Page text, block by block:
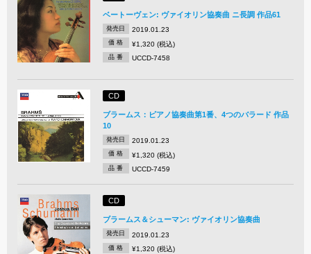
ベートーヴェン: ヴァイオリン協奏曲 ニ長調 作品61
発売日 2019.01.23
価 格 ¥1,320 (税込)
品 番 UCCD-7458
CD
ブラームス：ピアノ協奏曲第1番、4つのバラード 作品
10
発売日 2019.01.23
価 格 ¥1,320 (税込)
品 番 UCCD-7459
CD
ブラームス＆シューマン: ヴァイオリン協奏曲
発売日 2019.01.23
価 格 ¥1,320 (税込)